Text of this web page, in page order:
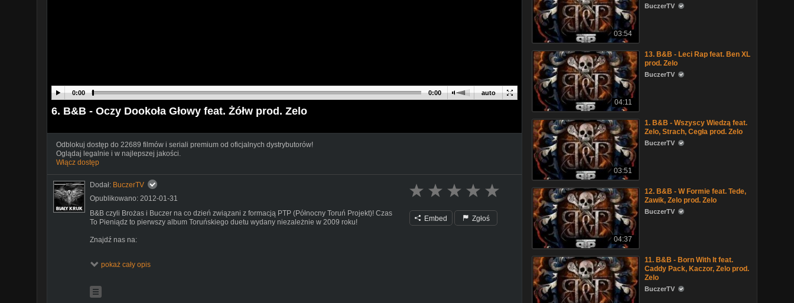
auto
0:00 0:00
6. B&B - Oczy Dookoła Głowy feat. Żółw prod. Zelo
Odblokuj dostęp do 22689 filmów i seriali premium od oficjalnych dystrybutorów!
Oglądaj legalnie i w najlepszej jakości.
Włącz dostęp
Dodał: BuczerTV
Opublikowano: 2012-01-31
B&B czyli Brożas i Buczer na co dzień związani z formacją PTP (Północny Toruń Projekt)! Czas
To Pieniądz to pierwszy album Toruńskiego duetu wydany niezależnie w 2009 roku!
Znajdź nas na:
https://www.facebook.com/buczer?refts&frefts
https://www.facebook.com/zeloptp?refts&frefts
pokaż cały opis
Embed Zgłoś
03:54
BuczerTV
04:11
13. B&B - Leci Rap feat. Ben XL
prod. Zelo
BuczerTV
03:51
1. B&B - Wszyscy Wiedzą feat.
Zelo, Strach, Cegła prod. Zelo
BuczerTV
04:37
12. B&B - W Formie feat. Tede,
Zawik, Zelo prod. Zelo
BuczerTV
11. B&B - Born With It feat.
Caddy Pack, Kaczor, Zelo prod.
Zelo
BuczerTV